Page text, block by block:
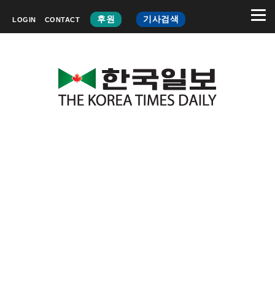
LOGIN CONTACT 후원 기사검색